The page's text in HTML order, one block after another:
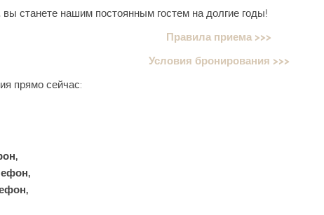
станете нашим постоянным гостем на долгие годы!
Правила приема >>>
Условия бронирования >>>
прямо сейчас: